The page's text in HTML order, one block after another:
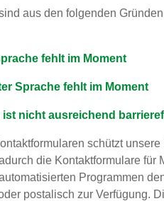
aus den folgenden
fehlt im Moment
Sprache fehlt im Moment
nicht ausreichend
schützt
die Kontaktformulare
Programmen
postalisch zur Verfügung.